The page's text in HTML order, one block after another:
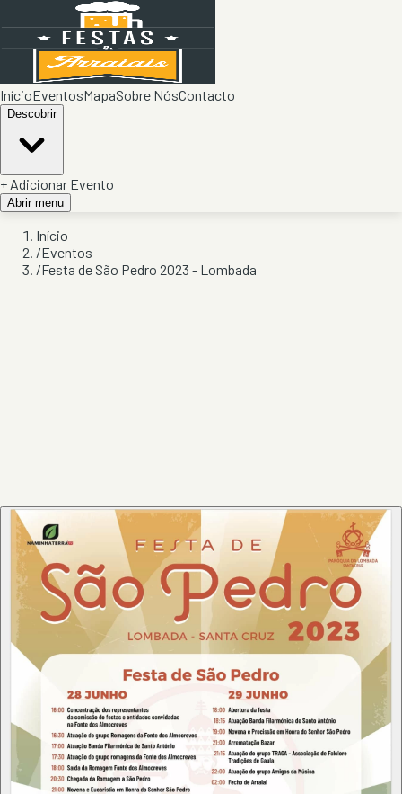
InícioEventosMapaSobre NósContacto
Descobrir
+ Adicionar Evento
Abrir menu
Início
/Eventos
/Festa de São Pedro 2023 - Lombada